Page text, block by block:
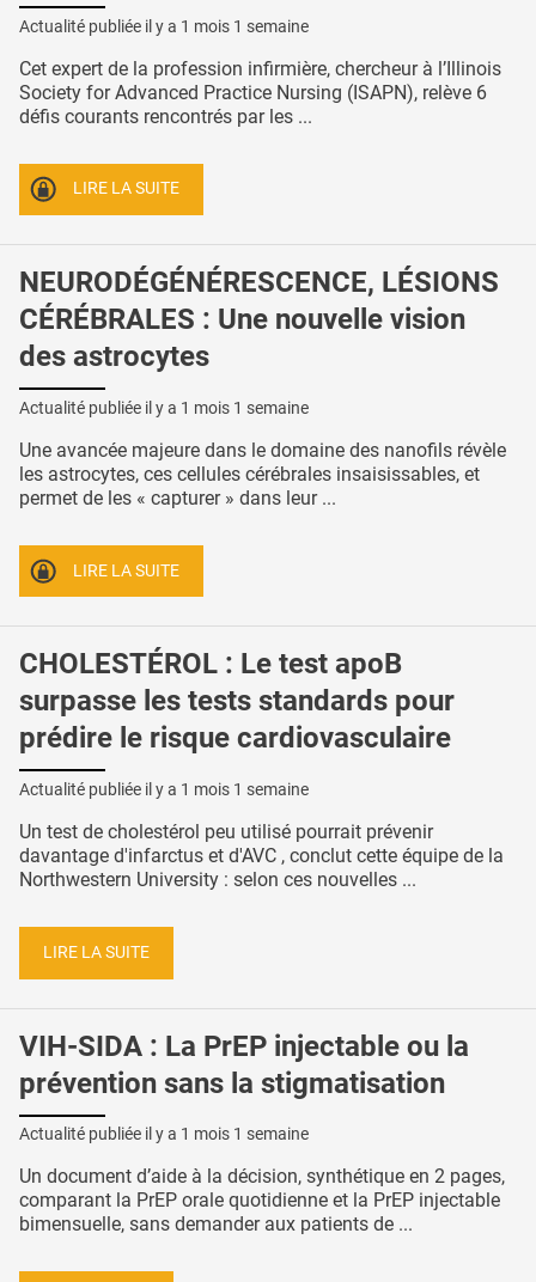
Actualité publiée il y a 1 mois 1 semaine
Cet expert de la profession infirmière, chercheur à l’Illinois
Society for Advanced Practice Nursing (ISAPN), relève 6
défis courants rencontrés par les ...
LIRE LA SUITE
NEURODÉGÉNÉRESCENCE, LÉSIONS
CÉRÉBRALES : Une nouvelle vision
des astrocytes
Actualité publiée il y a 1 mois 1 semaine
Une avancée majeure dans le domaine des nanofils révèle
les astrocytes, ces cellules cérébrales insaisissables, et
permet de les « capturer » dans leur ...
LIRE LA SUITE
CHOLESTÉROL : Le test apoB
surpasse les tests standards pour
prédire le risque cardiovasculaire
Actualité publiée il y a 1 mois 1 semaine
Un test de cholestérol peu utilisé pourrait prévenir
davantage d'infarctus et d'AVC , conclut cette équipe de la
Northwestern University : selon ces nouvelles ...
LIRE LA SUITE
VIH-SIDA : La PrEP injectable ou la
prévention sans la stigmatisation
Actualité publiée il y a 1 mois 1 semaine
Un document d’aide à la décision, synthétique en 2 pages,
comparant la PrEP orale quotidienne et la PrEP injectable
bimensuelle, sans demander aux patients de ...